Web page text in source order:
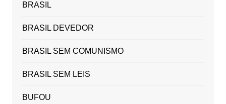
BRASIL
BRASIL DEVEDOR
BRASIL SEM COMUNISMO
BRASIL SEM LEIS
BUFOU